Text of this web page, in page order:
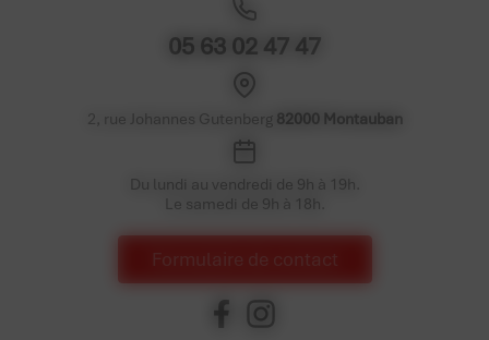
05 63 02 47 47
2, rue Johannes Gutenberg 82000 Montauban
Du lundi au vendredi de 9h à 19h.
Le samedi de 9h à 18h.